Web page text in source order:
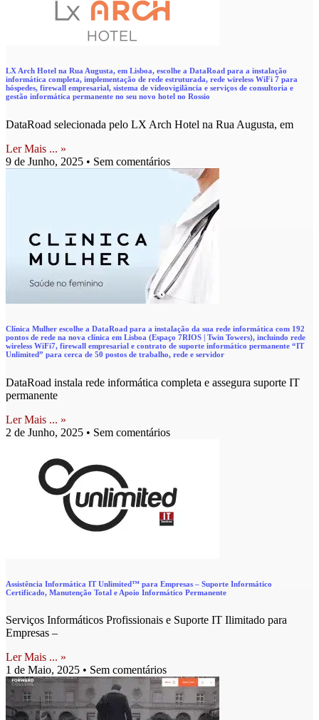
LX Arch Hotel na Rua Augusta, em Lisboa, escolhe a DataRoad para a instalação
informática completa, implementação de rede estruturada, rede wireless WiFi 7 para
hóspedes, firewall empresarial, sistema de videovigilância e serviços de consultoria e
gestão informática permanente no seu novo hotel no Rossio
DataRoad selecionada pelo LX Arch Hotel na Rua Augusta, em
Ler Mais ... »
9 de Junho, 2025
Sem comentários
Clínica Mulher escolhe a DataRoad para a instalação da sua rede informática com 192
pontos de rede na nova clínica em Lisboa (Espaço 7RIOS | Twin Towers), incluindo rede
wireless WiFi7, firewall empresarial e contrato de suporte informático permanente “IT
Unlimited” para cerca de 50 postos de trabalho, rede e servidor
DataRoad instala rede informática completa e assegura suporte IT
permanente
Ler Mais ... »
2 de Junho, 2025
Sem comentários
Assistência Informática IT Unlimited™ para Empresas – Suporte Informático
Certificado, Manutenção Total e Apoio Informático Permanente
Serviços Informáticos Profissionais e Suporte IT Ilimitado para
Empresas –
Ler Mais ... »
1 de Maio, 2025
Sem comentários